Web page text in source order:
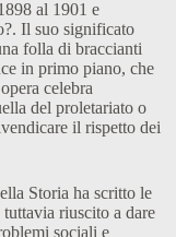
al 1901 e
Il suo significato
folla di braccianti
in primo piano, che
celebra
del proletariato o
il rispetto dei
Storia ha scritto le
riuscito a dare
sociali e